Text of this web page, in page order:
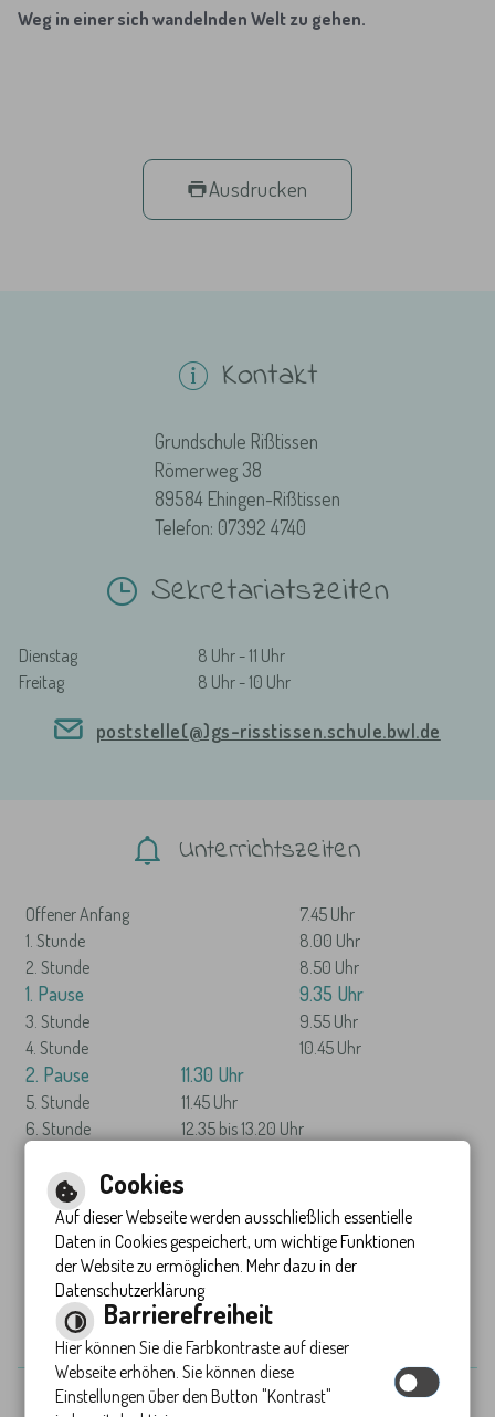
Weg in einer sich wandelnden Welt zu gehen.
Ausdrucken
Kontakt
Grundschule Rißtissen
Römerweg 38
89584 Ehingen-Rißtissen
Telefon: 07392 4740
Sekretariatszeiten
Dienstag
8 Uhr - 11 Uhr
Freitag
8 Uhr - 10 Uhr
poststelle(@)gs-risstissen.schule.bwl.de
Unterrichtszeiten
Offener Anfang
7.45 Uhr
1. Stunde
8.00 Uhr
2. Stunde
8.50 Uhr
1. Pause 9.35 Uhr
3. Stunde
9.55 Uhr
4. Stunde
10.45 Uhr
2. Pause 11.30 Uhr
5. Stunde
11.45 Uhr
6. Stunde
12.35 bis 13.20 Uhr
Zu den Ferienzeiten 26/27.pdf
Inhalt
Cookies
Auf dieser Webseite werden ausschließlich essentielle
Daten in Cookies gespeichert, um wichtige Funktionen
der Website zu ermöglichen. Mehr dazu in der
Datenschutzerklärung
Barrierefreiheit
Hier können Sie die Farbkontraste auf dieser
Webseite erhöhen. Sie können diese
Einstellungen über den Button "Kontrast"